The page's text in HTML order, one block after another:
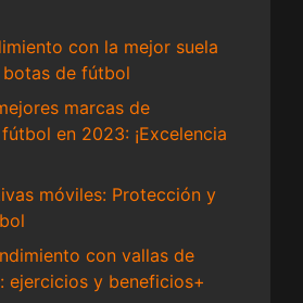
con la mejor suela
de fútbol
marcas de
en 2023: ¡Excelencia
móviles: Protección y
con vallas de
ejercicios y beneficios+